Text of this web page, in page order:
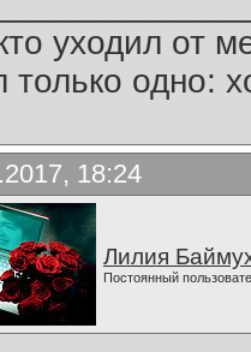
уходил от
только одно:
18:24
Лилия
Постоянный